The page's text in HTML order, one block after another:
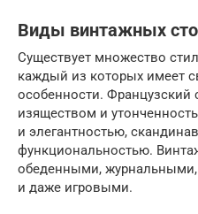
Виды винтажных
Существует множество
каждый из которых имеет
особенности. Французский
изяществом и
и элегантностью,
функциональностью.
обеденными,
и даже игровыми.